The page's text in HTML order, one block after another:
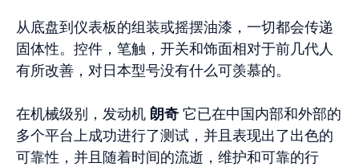
从底盘到仪表板的组装或摇摆油漆，一切都会传递
固体性。控件，笔触，开关和饰面相对于前几代人
有所改善，对日本型号没有什么可羡慕的。
在机械级别，发动机 朗奇 它已在中国内部和外部的
多个平台上成功进行了测试，并且表现出了出色的
可靠性，并且随着时间的流逝，维护和可靠的行